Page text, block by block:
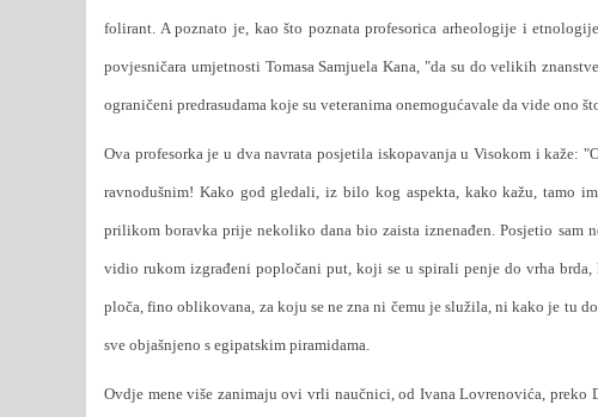
folirant. A poznato je, kao što poznata profesorica arheologije i
povjesničara umjetnosti Tomasa Samjuela Kana, "da su do velikih
ograničeni predrasudama koje su veteranima onemogućavale da vide ono
Ova profesorka je u dva navrata posjetila iskopavanja u Visokom i kaže:
ravnodušnim! Kako god gledali, iz bilo kog aspekta, kako kažu, tamo
prilikom boravka prije nekoliko dana bio zaista iznenađen. Posjetio
vidio rukom izgrađeni popločani put, koji se u spirali penje do vrha brda,
ploča, fino oblikovana, za koju se ne zna ni čemu je služila, ni kako je tu
sve objašnjeno s egipatskim piramidama.
Ovdje mene više zanimaju ovi vrli naučnici, od Ivana Lovrenovića, preko